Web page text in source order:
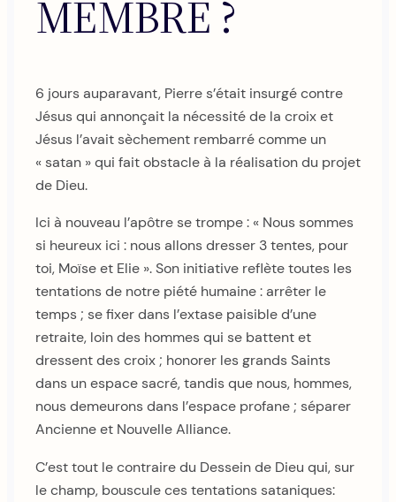
MEMBRE ?
6 jours auparavant, Pierre s’était insurgé contre
Jésus qui annonçait la nécessité de la croix et
Jésus l’avait sèchement rembarré comme un
« satan » qui fait obstacle à la réalisation du projet
de Dieu.
Ici à nouveau l’apôtre se trompe : « Nous sommes
si heureux ici : nous allons dresser 3 tentes, pour
toi, Moïse et Elie ». Son initiative reflète toutes les
tentations de notre piété humaine : arrêter le
temps ; se fixer dans l’extase paisible d’une
retraite, loin des hommes qui se battent et
dressent des croix ; honorer les grands Saints
dans un espace sacré, tandis que nous, hommes,
nous demeurons dans l’espace profane ; séparer
Ancienne et Nouvelle Alliance.
C’est tout le contraire du Dessein de Dieu qui, sur
le champ, bouscule ces tentations sataniques: